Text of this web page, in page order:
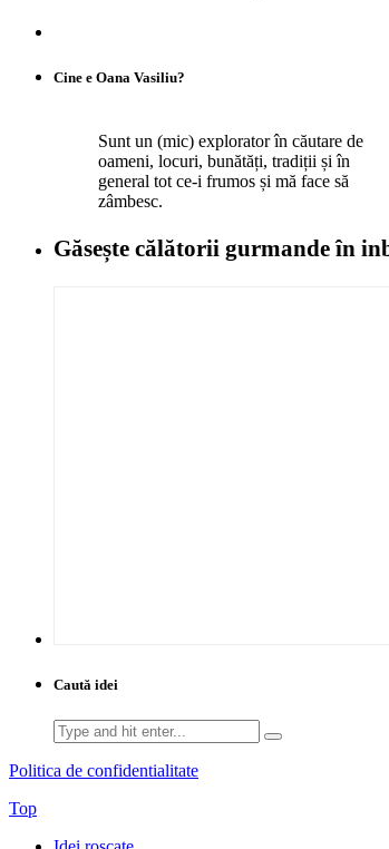
Cine e Oana Vasiliu?
Sunt un (mic) explorator în căutare de
oameni, locuri, bunătăți, tradiții și în
general tot ce-i frumos și mă face să
zâmbesc.
Găsește călătorii gurmandeîn
Caută idei
Search
for:
Politica de confidentialitate
Top